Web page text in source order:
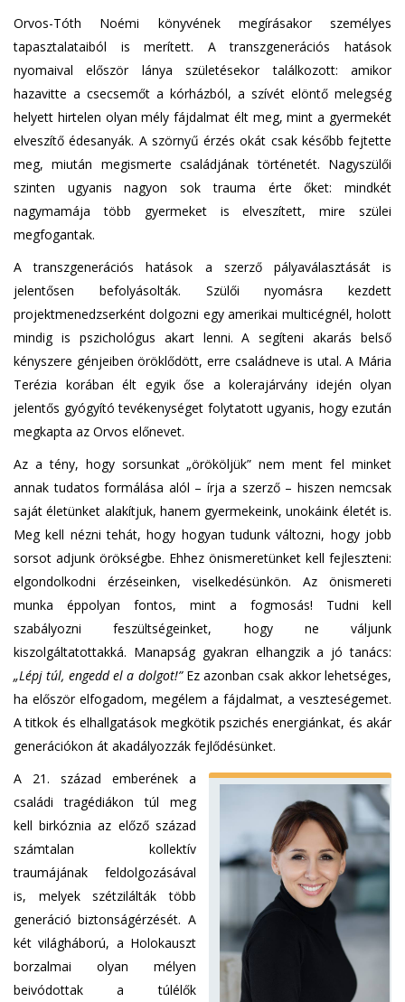
Orvos-Tóth Noémi könyvének megírásakor személyes
tapasztalataiból is merített. A transzgenerációs hatások
nyomaival először lánya születésekor találkozott: amikor
hazavitte a csecsemőt a kórházból, a szívét elöntő melegség
helyett hirtelen olyan mély fájdalmat élt meg, mint a gyermekét
elveszítő édesanyák. A szörnyű érzés okát csak később fejtette
meg, miután megismerte családjának történetét. Nagyszülői
szinten ugyanis nagyon sok trauma érte őket: mindkét
nagymamája több gyermeket is elveszített, mire szülei
megfogantak.
A transzgenerációs hatások a szerző pályaválasztását is
jelentősen befolyásolták. Szülői nyomásra kezdett
projektmenedzserként dolgozni egy amerikai multicégnél, holott
mindig is pszichológus akart lenni. A segíteni akarás belső
kényszere génjeiben öröklődött, erre családneve is utal. A Mária
Terézia korában élt egyik őse a kolerajárvány idején olyan
jelentős gyógyító tevékenységet folytatott ugyanis, hogy ezután
megkapta az Orvos előnevet.
Az a tény, hogy sorsunkat „örököljük” nem ment fel minket
annak tudatos formálása alól – írja a szerző – hiszen nemcsak
saját életünket alakítjuk, hanem gyermekeink, unokáink életét is.
Meg kell nézni tehát, hogy hogyan tudunk változni, hogy jobb
sorsot adjunk örökségbe. Ehhez önismeretünket kell fejleszteni:
elgondolkodni érzéseinken, viselkedésünkön. Az önismereti
munka éppolyan fontos, mint a fogmosás! Tudni kell
szabályozni feszültségeinket, hogy ne váljunk
kiszolgáltatottakká. Manapság gyakran elhangzik a jó tanács:
„Lépj túl, engedd el a dolgot!”Ez azonban csak akkor lehetséges,
ha először elfogadom, megélem a fájdalmat, a veszteségemet.
A titkok és elhallgatások megkötik pszichés energiánkat, és akár
generációkon át akadályozzák fejlődésünket.
A 21. század emberének a
családi tragédiákon túl meg
kell birkóznia az előző század
számtalan kollektív
traumájának feldolgozásával
is, melyek szétzilálták több
generáció biztonságérzését. A
két világháború, a Holokauszt
borzalmai olyan mélyen
beivódottak a túlélők